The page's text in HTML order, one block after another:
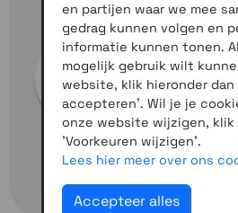
en partijen waar we mee
gedrag kunnen volgen en
informatie kunnen tonen.
mogelijk gebruik wilt
website, klik hieronder dan
accepteren'. Wil je je
onze website wijzigen, klik
'Voorkeuren wijzigen'.
Lees hier meer over ons
Accepteer alles